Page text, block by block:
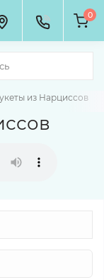
0
из Нарциссов